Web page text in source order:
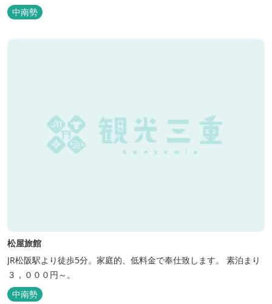
中南勢
松屋旅館
JR松阪駅より徒歩5分。家庭的、低料金で奉仕致します。 素泊まり
３，０００円～。
中南勢